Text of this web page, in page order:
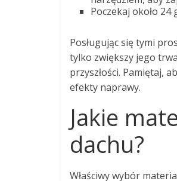
Poczekaj około
Posługując się tymi
tylko zwiększy jego
przyszłości. Pamiętaj,
efekty naprawy.
Jakie
dachu?
Właściwy wybór